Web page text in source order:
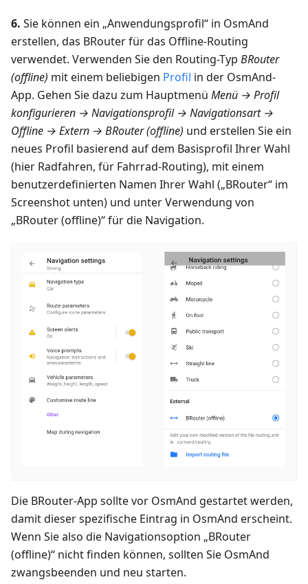
6. Sie können ein „Anwendungsprofil“ in OsmAnd
erstellen, das BRouter für das Offline-Routing
verwendet. Verwenden Sie den Routing-Typ BRouter
(offline) mit einem beliebigen Profil in der OsmAnd-
App. Gehen Sie dazu zum Hauptmenü Menü → Profil
konfigurieren → Navigationsprofil → Navigationsart →
Offline → Extern → BRouter (offline) und erstellen Sie ein
neues Profil basierend auf dem Basisprofil Ihrer Wahl
(hier Radfahren, für Fahrrad-Routing), mit einem
benutzerdefinierten Namen Ihrer Wahl („BRouter“ im
Screenshot unten) und unter Verwendung von
„BRouter (offline)“ für die Navigation.
Die BRouter-App sollte vor OsmAnd gestartet werden,
damit dieser spezifische Eintrag in OsmAnd erscheint.
Wenn Sie also die Navigationsoption „BRouter
(offline)“ nicht finden können, sollten Sie OsmAnd
zwangsbeenden und neu starten.